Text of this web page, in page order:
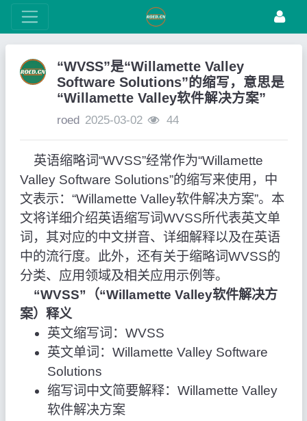
“WVSS”是“Willamette Valley
Software Solutions”的缩写，意思是
“Willamette Valley软件解决方案”
roed 2025-03-02 44
英语缩略词“WVSS”经常作为“Willamette
Valley Software Solutions”的缩写来使用，中
文表示：“Willamette Valley软件解决方案”。本
文将详细介绍英语缩写词WVSS所代表英文单
词，其对应的中文拼音、详细解释以及在英语
中的流行度。此外，还有关于缩略词WVSS的
分类、应用领域及相关应用示例等。
“WVSS”（“Willamette Valley软件解决方
案）释义
英文缩写词：WVSS
英文单词：Willamette Valley Software
Solutions
缩写词中文简要解释：Willamette Valley
软件解决方案